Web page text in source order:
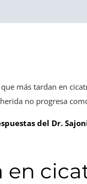
más tardan en
no progresa
del Dr.
en